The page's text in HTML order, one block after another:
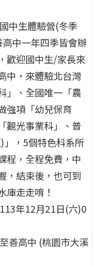
中生體驗營(冬季
中一年四季皆會辦
歡迎國中生/家長來
中，來體驗北台灣
」、全國唯一「農
強項「幼兒保育
觀光事業科」、普
」，5個特色科系所
程，全程免費，中
，結束後，也可到
庫走走唷！
年12月21日(六)0
善高中 (桃園市大溪